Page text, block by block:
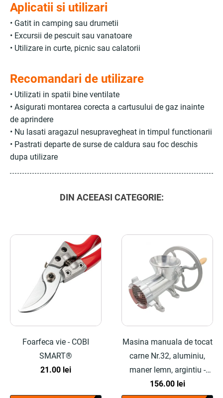
Aplicatii si utilizari
• Gatit in camping sau drumetii
• Excursii de pescuit sau vanatoare
• Utilizare in curte, picnic sau calatorii
Recomandari de utilizare
• Utilizati in spatii bine ventilate
• Asigurati montarea corecta a cartusului de gaz inainte
de aprindere
• Nu lasati aragazul nesupravegheat in timpul functionarii
• Pastrati departe de surse de caldura sau foc deschis
dupa utilizare
DIN ACEEASI CATEGORIE:
Foarfeca vie - COBI
SMART®
21.00 lei
Masina manuala de tocat
carne Nr.32, aluminiu,
maner lemn, argintiu -
COBI SMART®
156.00 lei